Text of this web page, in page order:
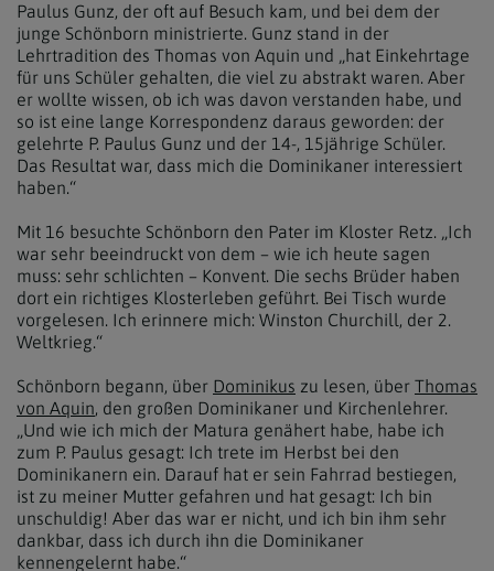
Paulus Gunz, der oft auf Besuch kam, und bei dem der
junge Schönborn ministrierte. Gunz stand in der
Lehrtradition des Thomas von Aquin und „hat Einkehrtage
für uns Schüler gehalten, die viel zu abstrakt waren. Aber
er wollte wissen, ob ich was davon verstanden habe, und
so ist eine lange Korrespondenz daraus geworden: der
gelehrte P. Paulus Gunz und der 14-, 15jährige Schüler.
Das Resultat war, dass mich die Dominikaner interessiert
haben.“
Mit 16 besuchte Schönborn den Pater im Kloster Retz. „Ich
war sehr beeindruckt von dem – wie ich heute sagen
muss: sehr schlichten – Konvent. Die sechs Brüder haben
dort ein richtiges Klosterleben geführt. Bei Tisch wurde
vorgelesen. Ich erinnere mich: Winston Churchill, der 2.
Weltkrieg.“
Schönborn begann, über Dominikus zu lesen, über Thomas
von Aquin, den großen Dominikaner und Kirchenlehrer.
„Und wie ich mich der Matura genähert habe, habe ich
zum P. Paulus gesagt: Ich trete im Herbst bei den
Dominikanern ein. Darauf hat er sein Fahrrad bestiegen,
ist zu meiner Mutter gefahren und hat gesagt: Ich bin
unschuldig! Aber das war er nicht, und ich bin ihm sehr
dankbar, dass ich durch ihn die Dominikaner
kennengelernt habe.“